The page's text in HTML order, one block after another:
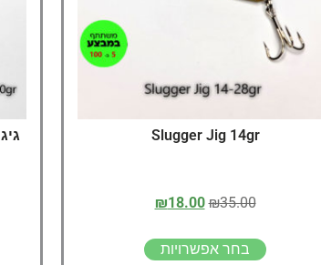
Slugger Jig 14gr
₪35.00
₪18.00
בחר אפשרויות